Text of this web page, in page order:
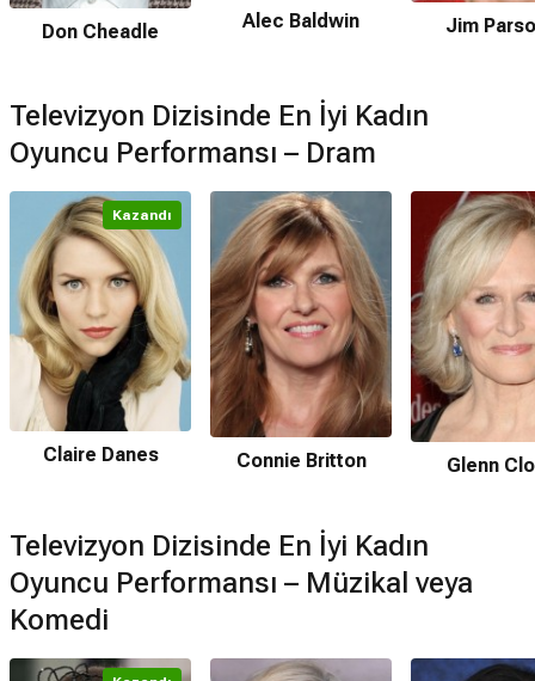
Don Cheadle Alec Baldwin Jim
Televizyon Dizisinde En İyi Kadın
Oyuncu Performansı – Dram
Kazandı
Claire Danes Connie Britton Glenn
Televizyon Dizisinde En İyi Kadın
Oyuncu Performansı – Müzikal veya
Komedi